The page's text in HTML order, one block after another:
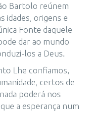
Bartolo reúnem
idades, origens e
Fonte daquele
dar ao mundo
los a Deus.
Lhe confiamos,
certos de
poderá nos
a esperança num